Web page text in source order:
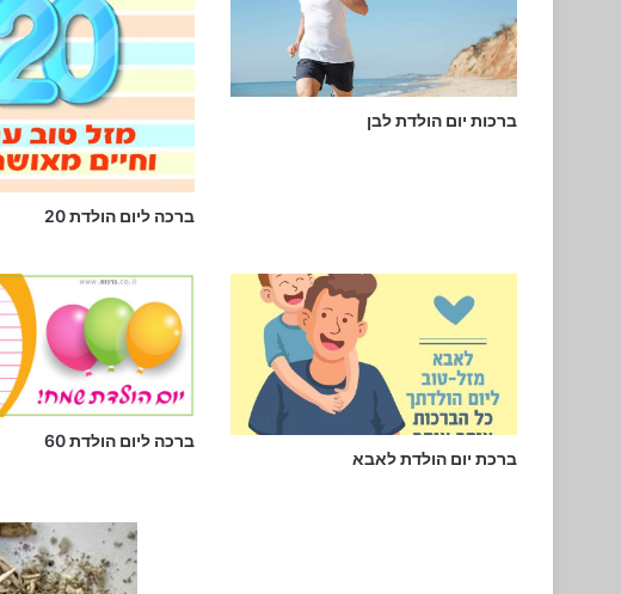
ברכה ליום הולדת 20
ברכות יום הולדת לבן
ברכה ליום הולדת 60
ברכת יום הולדת לאבא